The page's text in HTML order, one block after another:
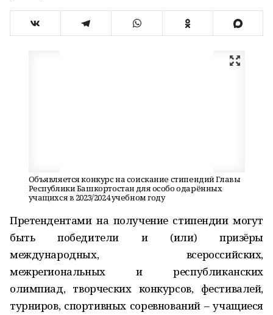
Объявляется конкурс на соискание стипендий Главы
Республики Башкортостан для особо одарённых
учащихся в 2023/2024 учебном году
Претендентами на получение стипендии могут
быть победители и (или) призёры
международных, всероссийских,
межрегиональных и республиканских
олимпиад, творческих конкурсов, фестивалей,
турниров, спортивных соревнований – учащиеся